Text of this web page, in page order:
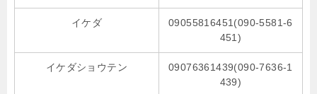
イケダ
09055816451(090-5581-6
451)
イケダショウテン
09076361439(090-7636-1
439)